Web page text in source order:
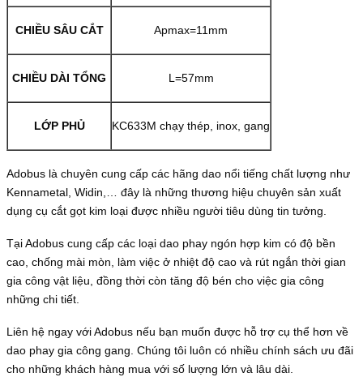
CHIỀU SÂU CẮT Apmax=11mm
CHIỀU DÀI TỔNG L=57mm
LỚP PHỦ KC633M chạy thép, inox, gang
Adobus là chuyên cung cấp các hãng dao nổi tiếng chất lượng như
Kennametal, Widin,… đây là những thương hiệu chuyên sản xuất
dụng cụ cắt gọt kim loại được nhiều người tiêu dùng tin tưởng.
Tại Adobus cung cấp các loại dao phay ngón hợp kim có độ bền
cao, chống mài mòn, làm việc ở nhiệt độ cao và rút ngắn thời gian
gia công vật liệu, đồng thời còn tăng độ bén cho việc gia công
những chi tiết.
Liên hệ ngay với Adobus nếu bạn muốn được hỗ trợ cụ thể hơn về
dao phay gia công gang. Chúng tôi luôn có nhiều chính sách ưu đãi
cho những khách hàng mua với số lượng lớn và lâu dài.